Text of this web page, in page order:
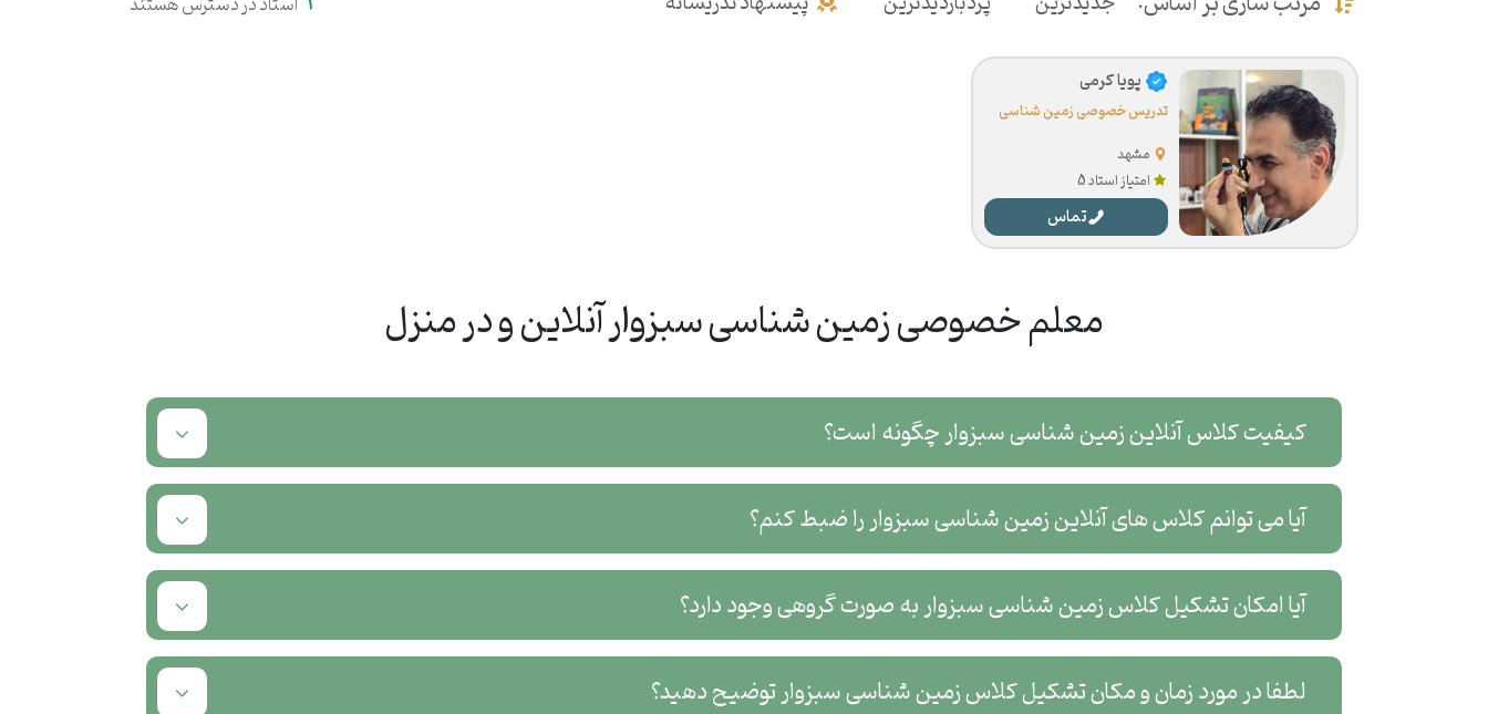
استاد در دسترس هستند
تدریس خصوصی زمین شناسی
مشهد
امتیاز استاد 5
تماس
معلم خصوصی زمین شناسی سبزوار آنلاین و در منزل
کیفیت کلاس آنلاین زمین شناسی سبزوار چگونه است؟
آیا می توانم کلاس های آنلاین زمین شناسی سبزوار را ضبط کنم؟
آیا امکان تشکیل کلاس زمین شناسی سبزوار به صورت گروهی وجود دارد؟
لطفا در مورد زمان و مکان تشکیل کلاس زمین شناسی سبزوار توضیح دهید؟